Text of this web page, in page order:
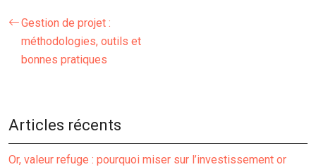
Gestion de projet :
méthodologies, outils et
bonnes pratiques
Articles récents
Or, valeur refuge : pourquoi miser sur l’investissement or